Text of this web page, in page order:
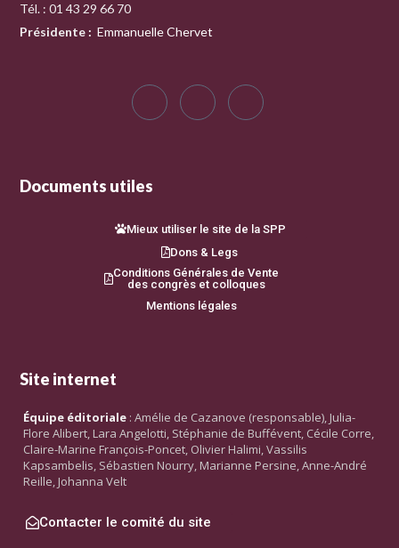
Tél. : 01 43 29 66 70
Présidente : Emmanuelle Chervet
Documents utiles
Mieux utiliser le site de la SPP
Dons & Legs
Conditions Générales de Vente
des congrès et colloques
Mentions légales
Site internet
Équipe éditoriale : Amélie de Cazanove (responsable), Julia-
Flore Alibert, Lara Angelotti, Stéphanie de Buffévent, Cécile Corre,
Claire-Marine François-Poncet, Olivier Halimi, Vassilis
Kapsambelis, Sébastien Nourry, Marianne Persine, Anne-André
Reille, Johanna Velt
Contacter le comité du site